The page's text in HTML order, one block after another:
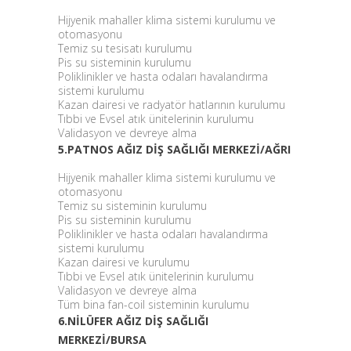
Hijyenik mahaller klima sistemi kurulumu ve
otomasyonu
Temiz su tesisatı kurulumu
Pis su sisteminin kurulumu
Poliklinikler ve hasta odaları havalandırma
sistemi kurulumu
Kazan dairesi ve radyatör hatlarının kurulumu
Tıbbi ve Evsel atık ünitelerinin kurulumu
Validasyon ve devreye alma
5.PATNOS AĞIZ DİŞ SAĞLIĞI MERKEZİ/AĞRI
Hijyenik mahaller klima sistemi kurulumu ve
otomasyonu
Temiz su sisteminin kurulumu
Pis su sisteminin kurulumu
Poliklinikler ve hasta odaları havalandırma
sistemi kurulumu
Kazan dairesi ve kurulumu
Tıbbi ve Evsel atık ünitelerinin kurulumu
Validasyon ve devreye alma
Tüm bina fan-coil sisteminin kurulumu
6.NİLÜFER AĞIZ DİŞ SAĞLIĞI
MERKEZİ/BURSA